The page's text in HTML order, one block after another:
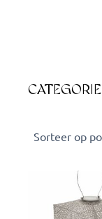
CATEGORIE